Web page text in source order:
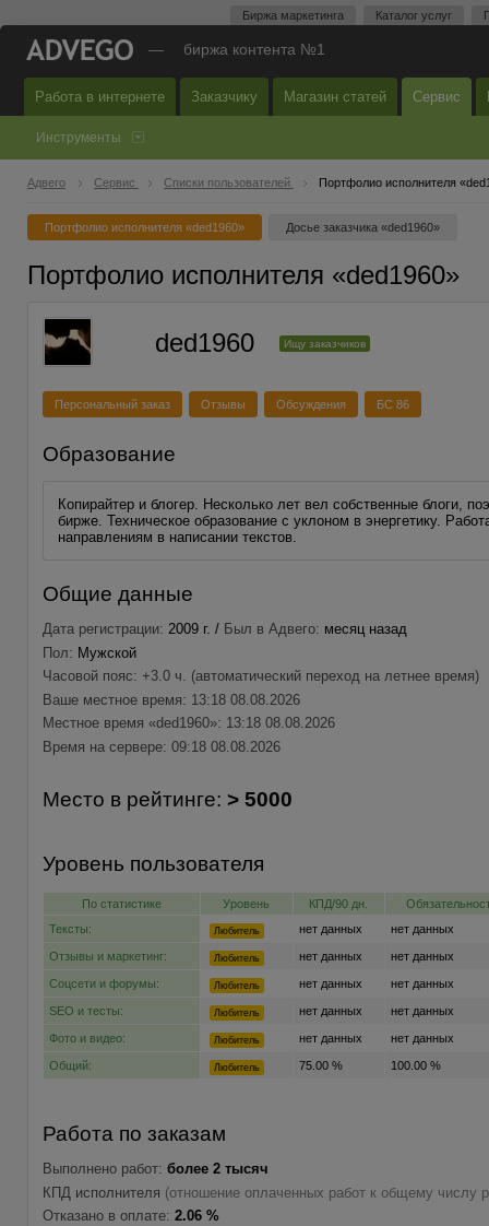
Биржа маркетинга Каталог услуг
— биржа контента №1
Работа в интернете Заказчику Магазин статей Сервис
Инструменты
Адвего Сервис Списки пользователей Портфолио исполнителя
Портфолио исполнителя «ded1960» Досье заказчика «ded1960»
Портфолио исполнителя «ded1960»
ded1960 Ищу заказчиков
Персональный заказ Отзывы Обсуждения БС 86
Образование
Копирайтер и блогер. Несколько лет вел собственные блоги,
бирже. Техническое образование с уклоном в энергетику.
направлениям в написании текстов.
Общие данные
Дата регистрации: 2009 г. / Был в Адвего: месяц назад
Пол: Мужской
Часовой пояс: +3.0 ч. (автоматический переход на летнее время)
Ваше местное время: 13:18 08.08.2026
Местное время «ded1960»: 13:18 08.08.2026
Время на сервере: 09:18 08.08.2026
Место в рейтинге: > 5000
Уровень пользователя
По статистике Уровень КПД/90 дн.
Тексты:
Любитель нет данных нет данных
Отзывы и маркетинг: Любитель нет данных нет данных
Соцсети и форумы: Любитель нет данных нет данных
SEO и тесты: Любитель нет данных нет данных
Фото и видео: Любитель нет данных нет данных
Общий: Любитель 75.00 % 100.00 %
Работа по заказам
Выполнено работ: более 2 тысяч
КПД исполнителя (отношение оплаченных работ к общему числу
Отказано в оплате: 2.06 %